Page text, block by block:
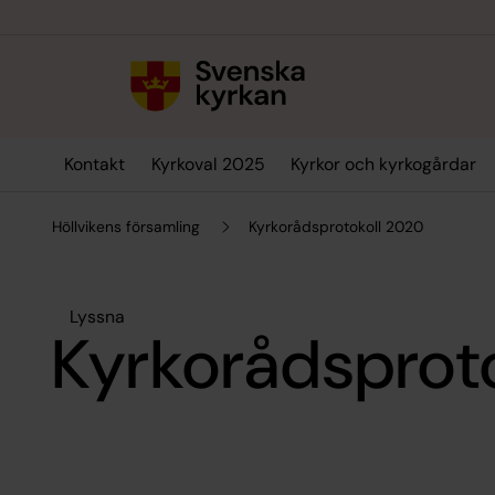
Kontakt Kyrkoval 2025 Kyrkor och kyrkogårdar
Höllvikens församling Kyrkorådsprotokoll 2020
Lyssna